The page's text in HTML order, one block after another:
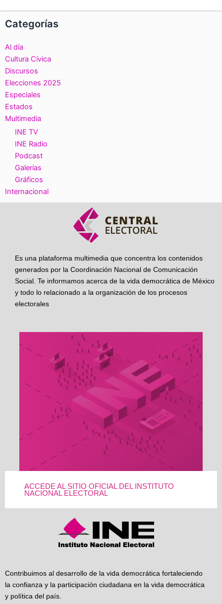
Categorías
Al día
Cultura Cívica
Discursos
Elecciones 2025
Especiales
Estados
Multimedia
INE TV
INE Radio
Podcast
Galerías
Gráficos
Internacional
Es una plataforma multimedia que concentra los contenidos
generados por la Coordinación Nacional de Comunicación
Social. Te informamos acerca de la vida democrática de México
y todo lo relacionado a la organización de los procesos
electorales
ACCEDE AL SITIO OFICIAL DEL INSTITUTO
NACIONAL ELECTORAL
Contribuimos al desarrollo de la vida democrática fortaleciendo
la confianza y la participación ciudadana en la vida democrática
y política del país.